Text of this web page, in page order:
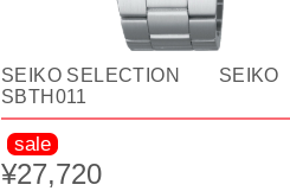
SEIKO SELECTION SEIKO
SBTH011
sale
¥27,720